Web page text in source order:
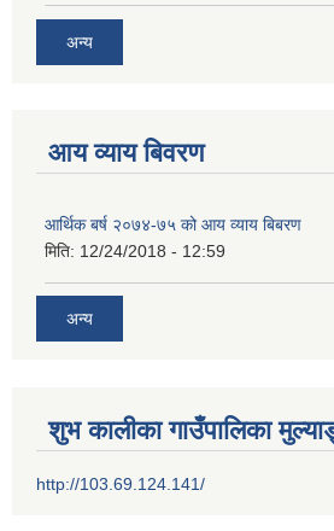
अन्य
आय व्याय बिवरण
आर्थिक बर्ष २०७४-७५ को आय व्याय बिबरण
मिति: 12/24/2018 - 12:59
अन्य
शुभ कालीका गाउँपालिका
http://103.69.124.141/